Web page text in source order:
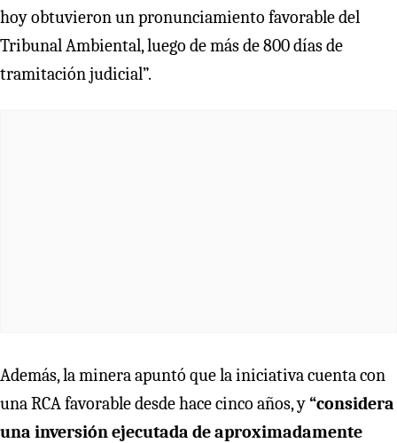
hoy obtuvieron un pronunciamiento favorable del
Tribunal Ambiental, luego de más de 800 días de
tramitación judicial”.
Además, la minera apuntó que la iniciativa cuenta con
una RCA favorable desde hace cinco años, y“considera
una inversión ejecutada de aproximadamente